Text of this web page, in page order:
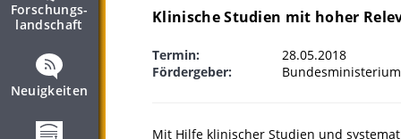
Forschungs­
landschaft
Neuigkeiten
Klinische Studien mit hoher
Termin:
28.05.2018
Fördergeber:
Mit Hilfe klinischer Studien und